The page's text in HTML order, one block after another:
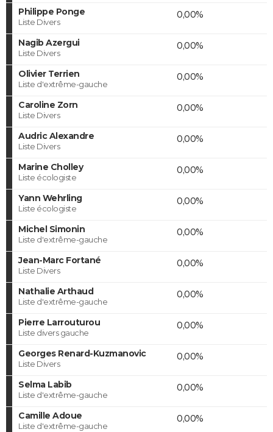
Philippe Ponge
Liste Divers
0,00%
Nagib Azergui
Liste Divers
0,00%
Olivier Terrien
Liste d'extrême-gauche
0,00%
Caroline Zorn
Liste Divers
0,00%
Audric Alexandre
Liste Divers
0,00%
Marine Cholley
Liste écologiste
0,00%
Yann Wehrling
Liste écologiste
0,00%
Michel Simonin
Liste d'extrême-gauche
0,00%
Jean-Marc Fortané
Liste Divers
0,00%
Nathalie Arthaud
Liste d'extrême-gauche
0,00%
Pierre Larrouturou
Liste divers gauche
0,00%
Georges Renard-Kuzmanovic
Liste Divers
0,00%
Selma Labib
Liste d'extrême-gauche
0,00%
Camille Adoue
Liste d'extrême-gauche
0,00%